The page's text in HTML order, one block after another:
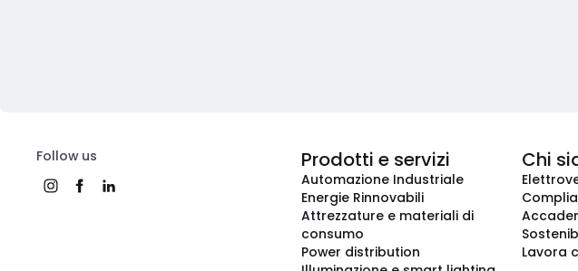
Follow us Prodotti e servizi
Automazione Industriale
Energie Rinnovabili
Attrezzature e materiali di
consumo
Power distribution
Chi
Lavora